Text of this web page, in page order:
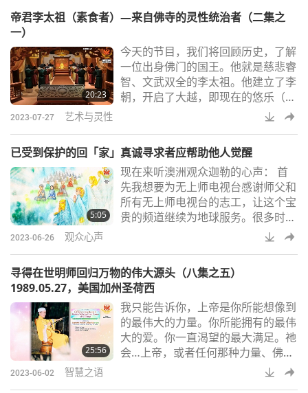
们，就会感到快乐、感到信任、感到
慰。为什么一个人获得这种内在力量
时，就能变得无所不在呢？这是因为
他与全宇宙相连相系。所以，中国道
家说：「万物同一体
帝君李太祖（素食者）—来自佛寺的灵性统治者（二集之
一）
20:23
今天的节目，我们将回顾历史，了解
一位出身佛门的国王。他就是慈悲睿
智、文武双全的李太祖。他建立了李
朝，开启了大越，即现在的悠乐（越
南），历史上的盛世王朝。《大越史
记全书》记载：皇帝姓李，名公蕴，
娥参观了蕉山寺，收到神圣的讯息，
随后她怀孕，并于九七四年二月十二
日生下了他。李庆文禅师接受了他，
并给他取名叫李公蕴。公蕴长相英
俊，又非常聪明，所以方丈爱他如
2023-07-27 艺术与灵性
已受到保护的回「家」真诚寻求者应帮助他人觉醒
5:05
现在来听澳洲观众迦勒的心声： 首
先我想要为无上师电视台感谢师父和
所有无上师电视台的志工，让这个宝
贵的频道继续为地球服务。很多时候
我很难在别处找到任何有趣的东西来
观看，这个频道总是让我惊喜不断，
动物族人短片，还有无上师电视台触
动我心灵的智慧之语节目！在参加共
修时我有一个很好的体验。我觉得在
小中心的共修力量比在家里放大了很
多，因为我看到的景象似乎更详细更
容易看到。 二○
2023-06-26 观众心声
寻得在世明师回归万物的伟大源头（八集之五）
1989.05.27，美国加州圣荷西
25:56
我只能告诉你，上帝是你所能想像到
的最伟大的力量。你所能拥有的最伟
大的爱。你一直渴望的最大满足。祂
会…上帝，或者任何那种力量、佛
性、最高的爱，宇宙中最高的理想，
那就是上帝。当你得到那个，你就会
2023-06-02 智慧之语